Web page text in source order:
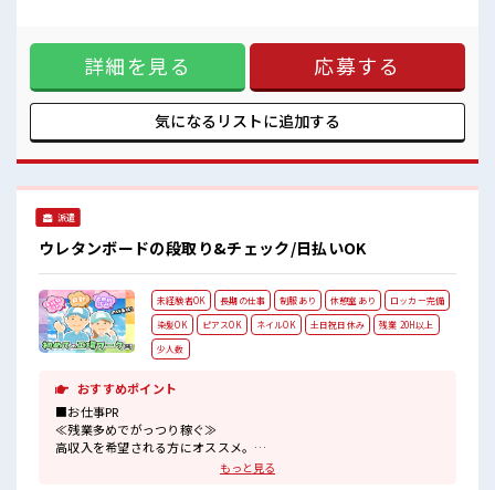
キバツ過ぎなければ髪色・髪型は自由！
あなたの個性を大事にできます♪
高収入もバッチリ目指せますよ！
抜でなければOKです！ (規定有)≪機能的な制服アリ≫ 制服が
あるので、 毎日の服装の悩み解消♪ ≪未経験OKの仕事≫ 新
しいことにチャレンジするのは不安だけど、 しっかり働く環
境が整っています！ イチからスキルUP・ステップUP目指し
ていきましょう！ ≪自分に合った期間で働ける≫ 福利厚生が
整った派遣のお仕事です！ ■職場の雰囲気 少人数の職場でこ
ぎなければ髪色・髪型は自由！ あなたの個性を大事にできま
す♪ 高収入もバッチリ目指せますよ！
詳細を見る 応募する
気になるリストに追加する
派遣
ウレタンボードの段取り&チェック/日払いOK
未経験者OK 長期の仕事 制服あり 休憩室あり
ロッカー完備
染髪OK
ピアスOK ネイルOK 土日祝日休み
残業 20H以上
少人数
おすすめポイント
■お仕事PR
≪残業多めでがっつり稼ぐ≫
高収入を希望される方にオススメ。
残業は月20時間以上あります♪もっと見る